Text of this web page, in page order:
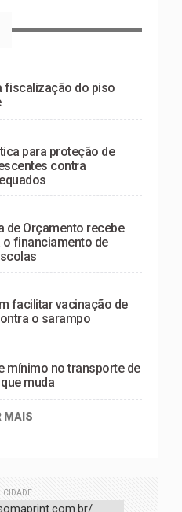
fiscalização do piso
para proteção de
contra
de Orçamento recebe
financiamento de
facilitar vacinação de
o sarampo
mínimo no transporte de
muda
MAIS